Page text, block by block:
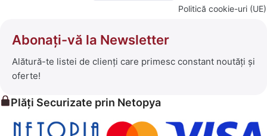
Politică cookie-uri (UE)
Abonați-vă la Newsletter
Alătură-te listei de clienți care primesc constant noutăți și
oferte!
Plăți Securizate prin Netopya